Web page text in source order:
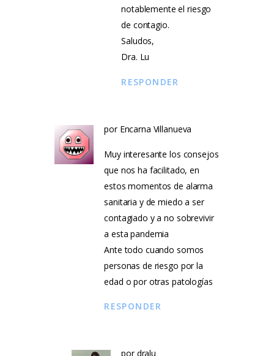
notablemente el riesgo
de contagio.
Saludos,
Dra. Lu
RESPONDER
por Encarna Villanueva
Muy interesante los consejos
que nos ha facilitado, en
estos momentos de alarma
sanitaria y de miedo a ser
contagiado y a no sobrevivir
a esta pandemia
Ante todo cuando somos
personas de riesgo por la
edad o por otras patologías
RESPONDER
pordralu